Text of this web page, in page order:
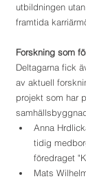
utbildningen
framtida
Forskning som
Deltagarna fick
av aktuell
projekt som har
Anna
tidig
föredraget
Mats